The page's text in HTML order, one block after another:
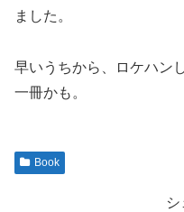
ました。
早いうちから、ロケハン
一冊かも。
Book
シ